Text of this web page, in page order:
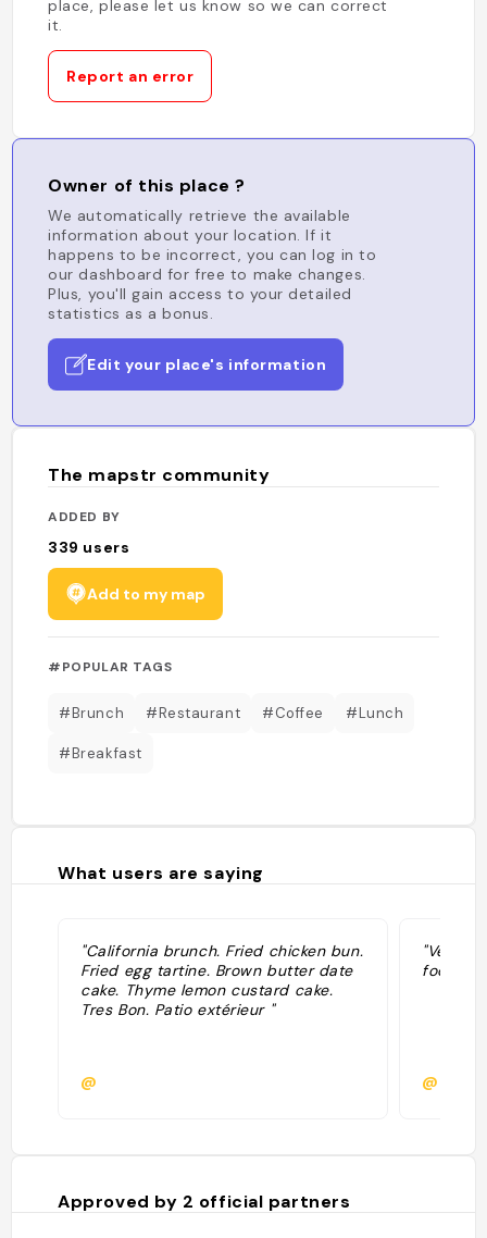
place, please let us know so we can correct
it.
Report an error
Owner of this place ?
We automatically retrieve the available
information about your location. If it
happens to be incorrect, you can log in to
our dashboard for free to make changes.
Plus, you'll gain access to your detailed
statistics as a bonus.
Edit your place's information
The mapstr community
ADDED BY
339 users
Add to my map
#POPULAR TAGS
#Brunch #Restaurant #Coffee #Lunch
#Breakfast
What users are saying
"California brunch. Fried chicken bun.
Fried egg tartine. Brown butter date
cake. Thyme lemon custard cake.
Tres Bon. Patio extérieur "
@
"Very
food,
@
Approved by 2 official partners